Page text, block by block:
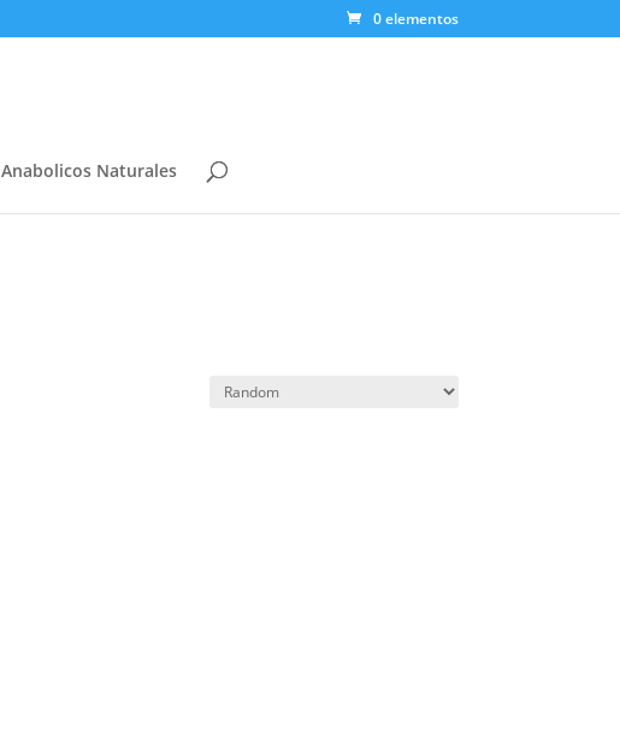
0 elementos
Anabolicos Naturales